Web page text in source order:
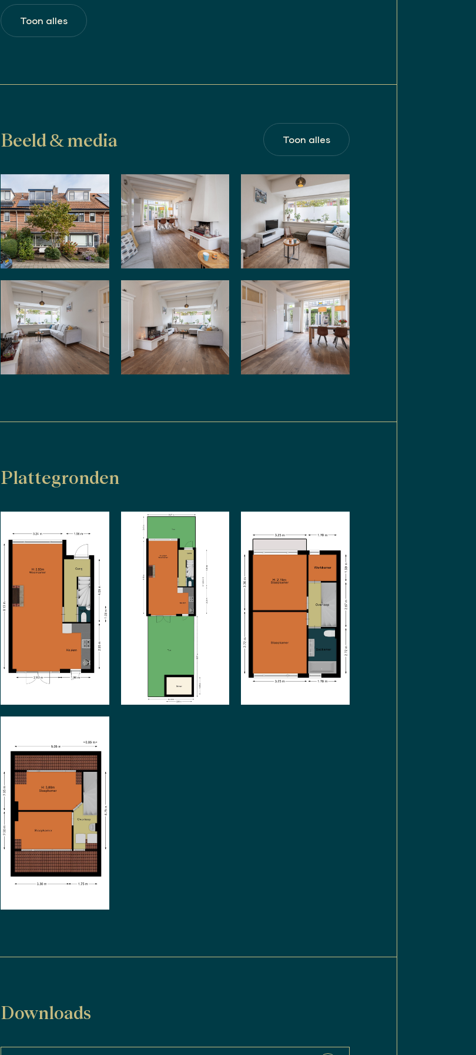
je graag door naar bijgevoegde plattegronden.
Bijzonderheden:
– Elektra: voldoende groepen met aardlekschakelaar.
– Aansluiting voor glasvezel internet aanwezig.
– Verwarming en warm water d.m.v. een c.v.-combiketel (Nefit Proline CW5) ,
bouwjaar 2020, via servicecontract altijd onderhouden).
– De woning heeft een energielabel A.
VRIJBLIJVENDE INFORMATIE
Toon alles
Beeld & media Toon alles
Plattegronden
Downloads